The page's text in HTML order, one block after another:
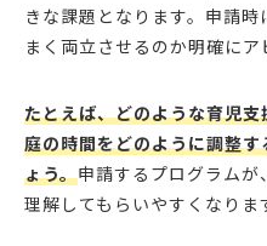
きな課題となります。申請
まく両立させるのか明確にア
たとえば、どのような育児
庭の時間をどのように調整
ょう。申請するプログラム
理解してもらいやすくなりま